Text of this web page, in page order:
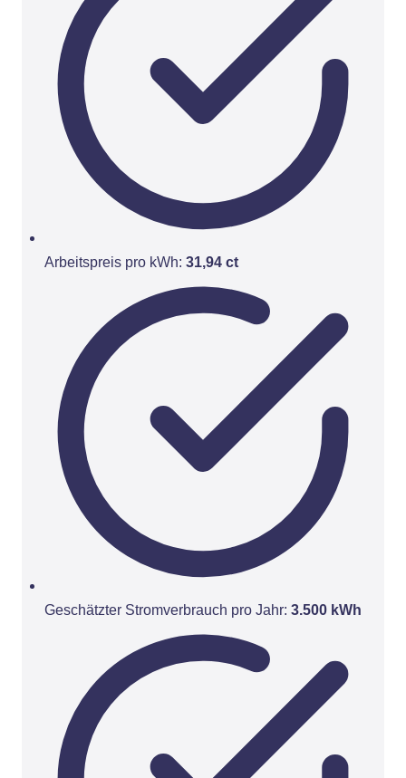
Arbeitspreis pro kWh: 31,94 ct
Geschätzter Stromverbrauch pro Jahr: 3.500 kWh